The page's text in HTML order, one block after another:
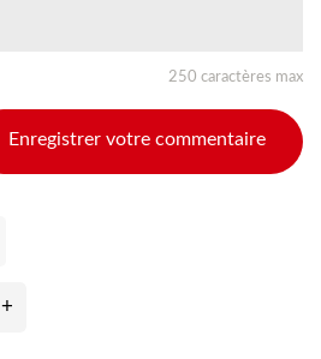
250 caractères max
Enregistrer votre commentaire
+